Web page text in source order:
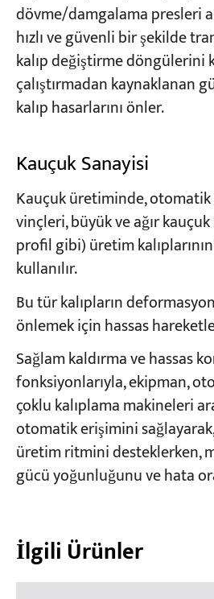
dövme/damgalama presleri
hızlı ve güvenli bir şekilde
kalıp değiştirme döngülerini
çalıştırmadan kaynaklanan
kalıp hasarlarını önler.
Kauçuk Sanayisi
Kauçuk üretiminde, otomatik
vinçleri, büyük ve ağır
profil gibi) üretim
kullanılır.
Bu tür kalıpların
önlemek için hassas
Sağlam kaldırma ve hassas
fonksiyonlarıyla, ekipman,
çoklu kalıplama makineleri
otomatik erişimini
üretim ritmini desteklerken,
gücü yoğunluğunu ve hata
İlgili Ürünler